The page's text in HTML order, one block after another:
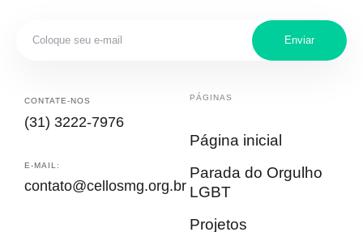
Enviar
CONTATE-NOS
(31) 3222-7976
E-MAIL:
contato@cellosmg.org.br
PÁGINAS
Página inicial
Parada do Orgulho
LGBT
Projetos